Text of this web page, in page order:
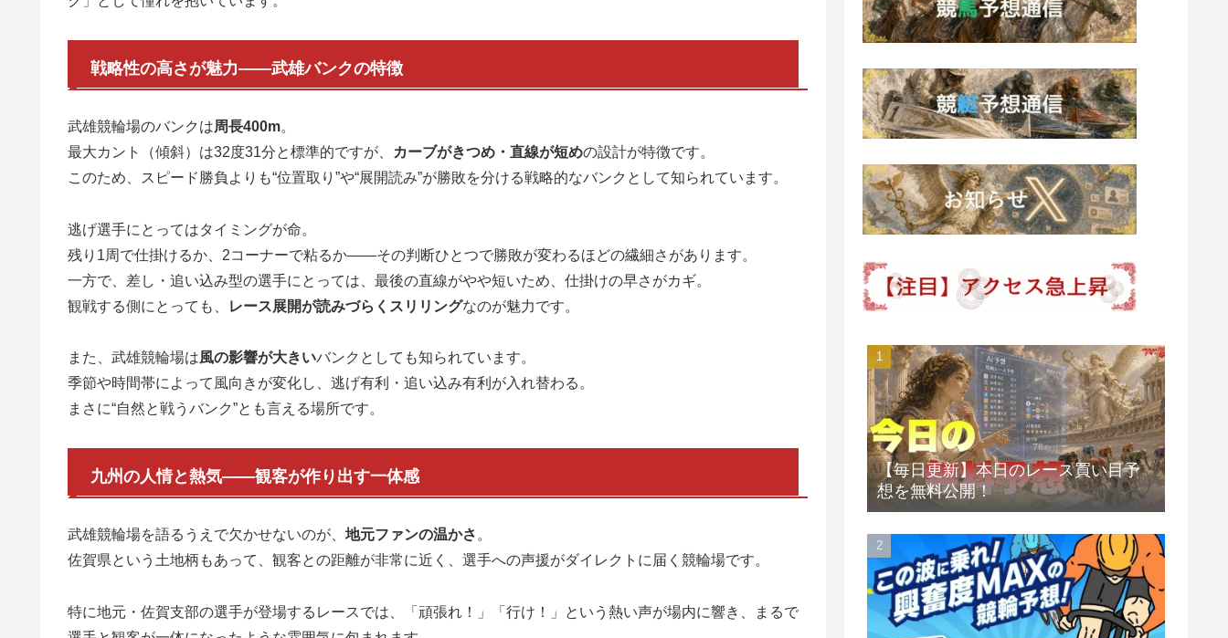
戦略性の高さが魅力――武雄バンクの特徴
武雄競輪場のバンクは周長400m。
最大カント（傾斜）は32度31分と標準的ですが、
カーブがきつめ・直線が短めの設計が特徴です。
このため、スピード勝負よりも“位置取り”や“展開読み”が勝敗を分ける戦略的なバンクとして知られています。
逃げ選手にとってはタイミングが命。
残り1周で仕掛けるか、2コーナーで粘るか――その判断ひとつで勝敗が変わるほどの繊細さがあります。
一方で、差し・追い込み型の選手にとっては、最後の直線がやや短いため、仕掛けの早さがカギ。
観戦する側にとっても、
レース展開が読みづらくスリリングなのが魅力です。
また、武雄競輪場は風の影響が大きいバンクとしても知られています。
季節や時間帯によって風向きが変化し、逃げ有利・追い込み有利が入れ替わる。
まさに“自然と戦うバンク”とも言える場所です。
九州の人情と熱気――観客が作り出す一体感
武雄競輪場を語るうえで欠かせないのが、 地元ファンの温かさ 。
佐賀県という土地柄もあって、観客との距離が非常に近く、選手への声援がダイレクトに届く競輪場です。
特に地元・佐賀支部の選手が登場するレースでは、「頑張れ！」「行け！」という熱い声が場内に響き、まるで
【毎日更新】本日のレース買い目予
想を無料公開！